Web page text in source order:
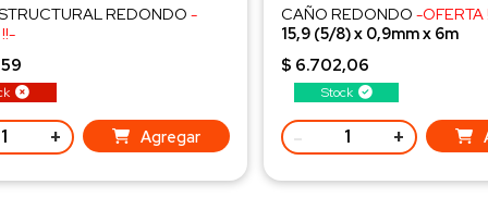
REDONDO -
Kg/ud
+ Agregar
Stock
CAÑO REDONDO -OFERTA
15,9 (5/8) x 0,9mm x 6m
Peso 2,02 Kg/ud
$ 6.702,06
- +